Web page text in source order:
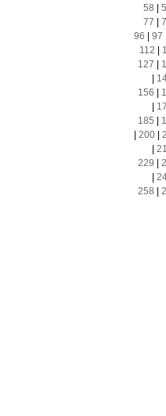
58
77
96
97
112
127
156
185
200|
229
258